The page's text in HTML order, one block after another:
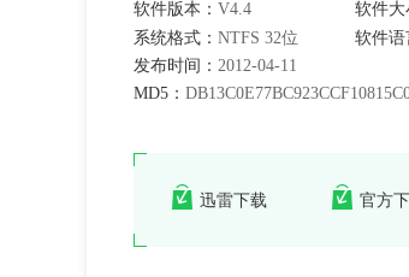
软件版本： V4.4 软件大
系统格式： NTFS 32位 软件语
发布时间： 2012-04-11
MD5：
迅雷下载 官方